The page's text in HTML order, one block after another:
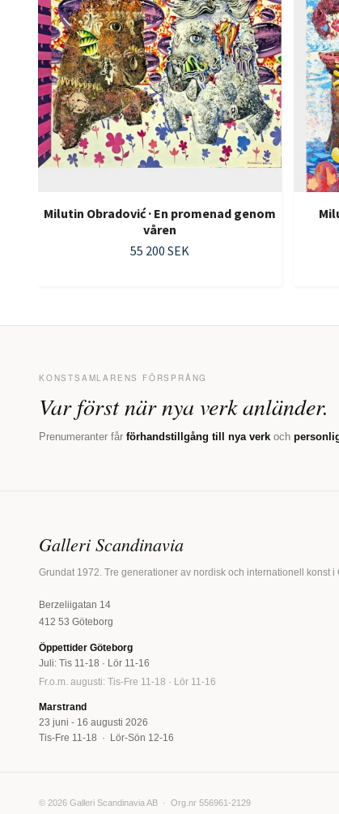
Milutin Obradović · En promenad genom
våren
55 200 SEK
KONSTSAMLARENS FÖRSPRÅNG
Var först när nya verk anländer.
Prenumeranter får förhandstillgång till nya verk och
Galleri Scandinavia
Grundat 1972. Tre generationer av nordisk och internationell konst i
Berzeliigatan 14
412 53 Göteborg
Öppettider Göteborg
Juli: Tis 11-18 · Lör 11-16
Fr.o.m. augusti: Tis-Fre 11-18 · Lör 11-16
Marstrand
23 juni - 16 augusti 2026
Tis-Fre 11-18 · Lör-Sön 12-16
© 2026 Galleri Scandinavia AB · Org.nr 556961-2129